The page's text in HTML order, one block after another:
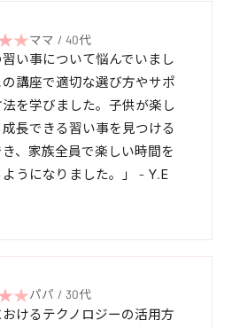
ママ / 40代
習い事について悩んでいまし
講座で適切な選び方やサポ
を学びました。子供が楽し
長できる習い事を見つける
、家族全員で楽しい時間を
うになりました。」 - Y.E
パパ / 30代
おけるテクノロジーの活用方